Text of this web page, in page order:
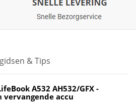
& Tips
A532 AH532/GFX -
vervangende accu